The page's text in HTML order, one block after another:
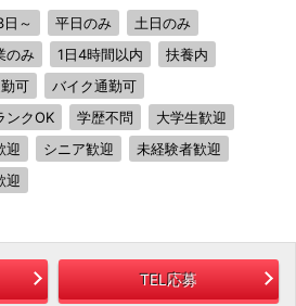
～ 平日のみ
土日のみ
のみ 1日4時間以内
扶養内
可
バイク通勤可
ンクOK 学歴不問
大学生歓迎
迎 シニア歓迎
未経験者歓迎
迎
TEL応募